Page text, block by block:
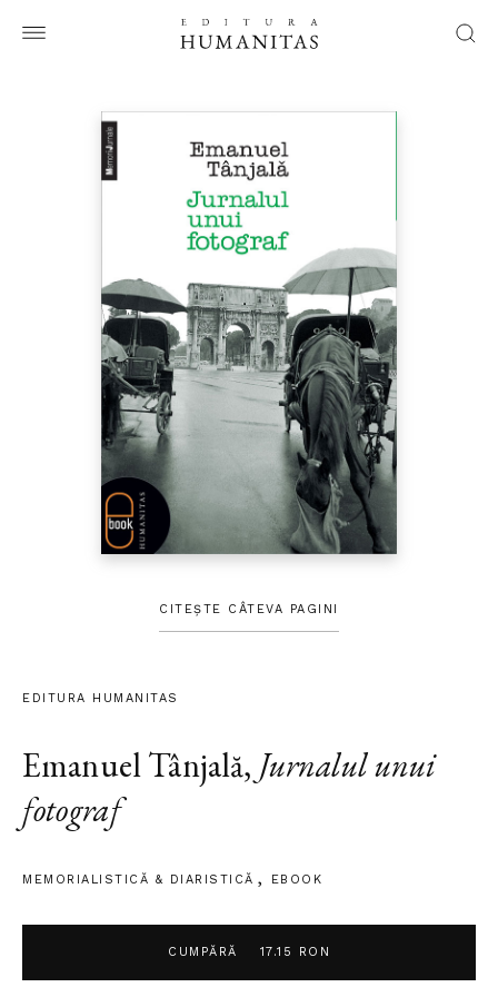
CITEȘTE CÂTEVA PAGINI
EDITURA HUMANITAS
Emanuel Tânjală, Jurnalul unui
fotograf
MEMORIALISTICĂ & DIARISTICĂ EBOOK
CUMPĂRĂ 17.15 RON